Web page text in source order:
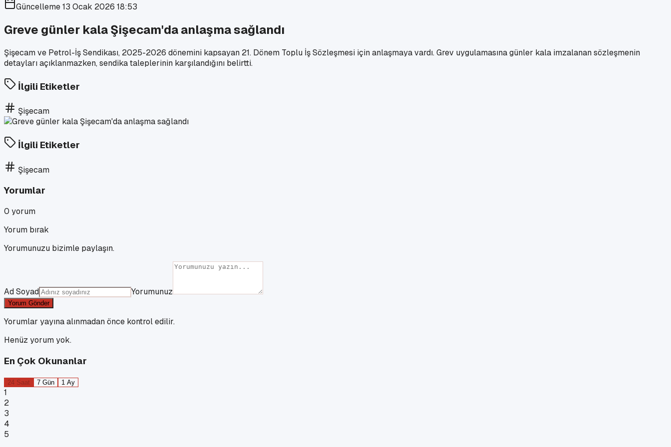
Güncelleme13 Ocak 2026 18:53
Greve günler kala Şişecam'da anlaşma sağlandı
Şişecam ve Petrol-İş Sendikası, 2025-2026 dönemini kapsayan 21. Dönem Toplu İş Sözleşmesi için anlaşmaya vardı. Grev uygulamasına günler kala imzalanan sözleşmenin
detayları açıklanmazken, sendika taleplerinin karşılandığını belirtti.
İlgili Etiketler
Şişecam
İlgili Etiketler
Şişecam
Yorumlar
0 yorum
Yorum bırak
Yorumunuzu bizimle paylaşın.
Ad Soyad Yorumunuz
Yorum Gönder
Yorumlar yayına alınmadan önce kontrol edilir.
Henüz yorum yok.
En Çok Okunanlar
24 Saat 7 Gün 1 Ay
1
2
3
4
5